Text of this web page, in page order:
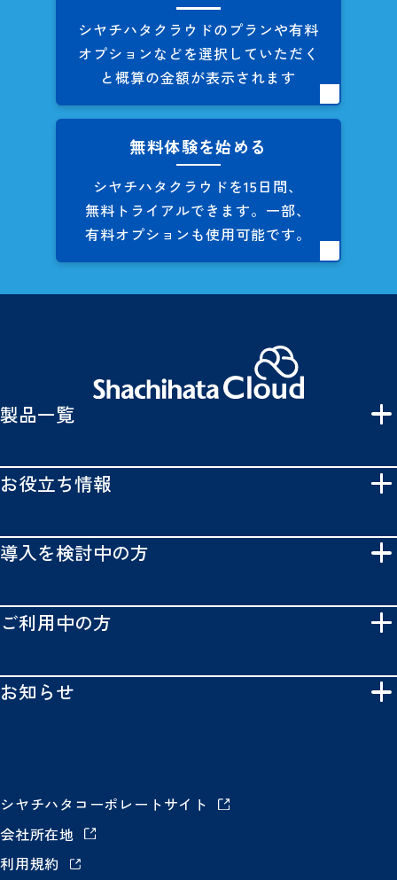
シヤチハタクラウドのプランや有料
オプションなどを選択していただく
と概算の金額が表示されます
無料体験を始める
シヤチハタクラウドを15日間、
無料トライアルできます。 一部、
有料オプションも使用可能です。
製品一覧
お役立ち情報
導入を検討中の方
ご利用中の方
お知らせ
シヤチハタコーポレートサイト
会社所在地
利用規約